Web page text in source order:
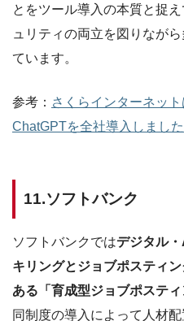
とをツール導入の本質と捉
ュリティの両立を図りなが
ています。
参考： さくらインターネッ
ChatGPTを全社導入しました
11.ソフトバンク
ソフトバンクではデジタル
キリングとジョブポスティ
ある「育成型ジョブポステ
同制度の導入によって人材